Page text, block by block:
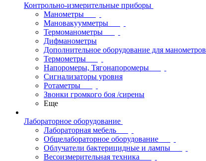
Контрольно-измерительные приборы
Манометры
Мановакуумметры
Термоманометры
Дифманометры
Дополнительное оборудование для манометров
Термометры
Напоромеры, Тягонапоромеры
Сигнализаторы уровня
Ротаметры
Звонки громкого боя /сирены
Еще
Лабораторное оборудование
Лабораторная мебель
Общелабораторное оборудование
Облучатели бактерицидные и лампы
Весоизмерительная техника